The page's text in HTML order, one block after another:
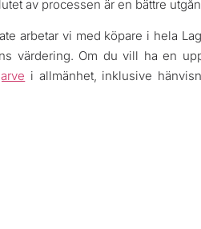
av processen är en bättre
arbetar vi med köpare i hela
värdering. Om du vill ha en
i allmänhet, inklusive